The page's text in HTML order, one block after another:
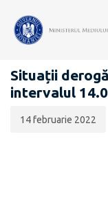
BIODIVERSITATE
Situații
intervalul
publicării:
14 februarie 2022